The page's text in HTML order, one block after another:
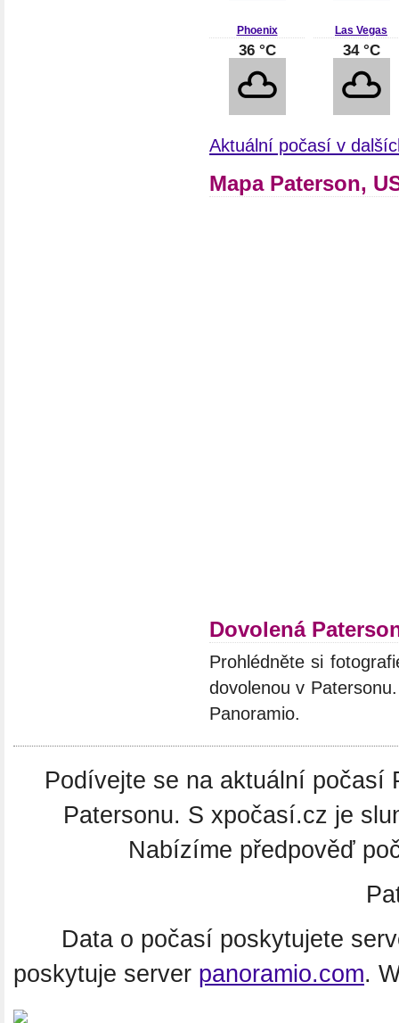
Phoenix
36 °C
Las Vegas
34 °C
Aktuální počasí v
Mapa Paterson,
Dovolená
Prohlédněte si
dovolenou v
Panoramio.
Podívejte se na aktuální počasí
Patersonu. S xpočasí.cz je
Nabízíme předpověď
Data o počasí poskytujete
poskytuje server panoramio.com.